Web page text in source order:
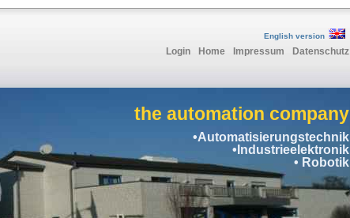
English version
Login Home Impressum Datenschutz
the automation company
•Automatisierungstechnik
•Industrieelektronik
• Robotik